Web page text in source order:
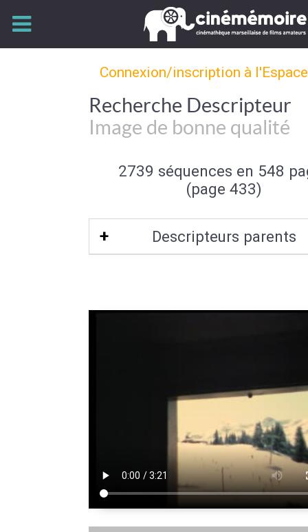
Connexion/inscription à
Recherche Descripteur
Image de bonne qualité
2739 séquences en 548
(page 433)
Descripteurs parents